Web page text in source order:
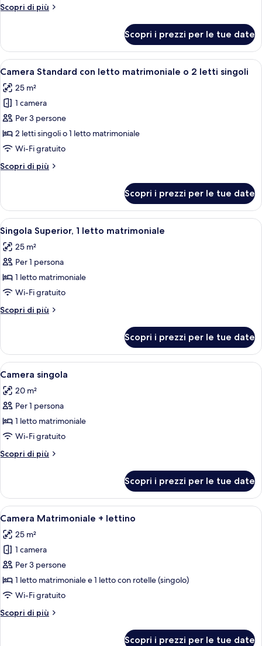
letto
2
letti
singoli
Scopri di più
Altri
Superior
con
letto
o
2
singoli
Scopri i prezzi per le tue date
Apri
tutte
le
foto
per
Camera
Standard
letto
2
letti
singoli
Minibar, una cassaforte in camera,
5
Camera Standard con letto matrimoniale o 2 letti singoli
25 m²
1 camera
Per 3 persone
2 letti singoli o 1 letto matrimoniale
Wi-Fi gratuito
Scopri di più
Altri
Standard
con
letto
matrimoniale
o
2
singoli
Scopri i prezzi per le tue date
Apri
tutte
le
foto
per
Singola
Superior,
1
matrimoniale
Una camera d'albergo moderna con
5
Singola Superior, 1 letto matrimoniale
25 m²
Per 1 persona
1 letto matrimoniale
Wi-Fi gratuito
Scopri di più
Altri
Superior,
letto
matrimoniale
Scopri i prezzi per le tue date
Apri
tutte
le
foto
per
Camera
singola
Minibar, una cassaforte in camera,
4
Camera singola
20 m²
Per 1 persona
1 letto matrimoniale
Wi-Fi gratuito
Scopri di più
Altri
singola
Scopri i prezzi per le tue date
Apri
tutte
le
foto
per
Camera
Matrimoniale
lettino
Una camera d'albergo con un letto,
5
Camera Matrimoniale + lettino
25 m²
1 camera
Per 3 persone
1 letto matrimoniale e 1 letto con rotelle (singolo)
Wi-Fi gratuito
Scopri di più
Altri
Scopri i prezzi per le tue date